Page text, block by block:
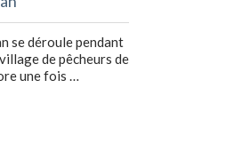
se déroule pendant
de pêcheurs de
une fois …